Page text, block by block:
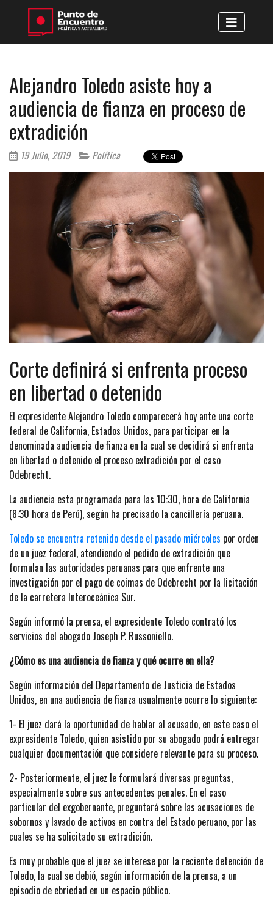
Alejandro Toledo asiste hoy a
audiencia de fianza en proceso de
extradición
19 Julio, 2019 Política
Corte definirá si enfrenta proceso
en libertad o detenido
El expresidente Alejandro Toledo comparecerá hoy ante una corte
federal de California, Estados Unidos, para participar en la
denominada audiencia de fianza en la cual se decidirá si enfrenta
en libertad o detenido el proceso extradición por el caso
Odebrecht.
La audiencia esta programada para las 10:30, hora de California
(8:30 hora de Perú), según ha precisado la cancillería peruana.
Toledo se encuentra retenido desde el pasado miércoles por orden
de un juez federal, atendiendo el pedido de extradición que
formulan las autoridades peruanas para que enfrente una
investigación por el pago de coimas de Odebrecht por la licitación
de la carretera Interoceánica Sur.
Según informó la prensa, el expresidente Toledo contrató los
servicios del abogado Joseph P. Russoniello.
¿Cómo es una audiencia de fianza y qué ocurre en ella?
Según información del Departamento de Justicia de Estados
Unidos, en una audiencia de fianza usualmente ocurre lo siguiente:
1- El juez dará la oportunidad de hablar al acusado, en este caso el
expresidente Toledo, quien asistido por su abogado podrá entregar
cualquier documentación que considere relevante para su proceso.
2- Posteriormente, el juez le formulará diversas preguntas,
especialmente sobre sus antecedentes penales. En el caso
particular del exgobernante, preguntará sobre las acusaciones de
sobornos y lavado de activos en contra del Estado peruano, por las
cuales se ha solicitado su extradición.
Es muy probable que el juez se interese por la reciente detención de
Toledo, la cual se debió, según información de la prensa, a un
episodio de ebriedad en un espacio público.